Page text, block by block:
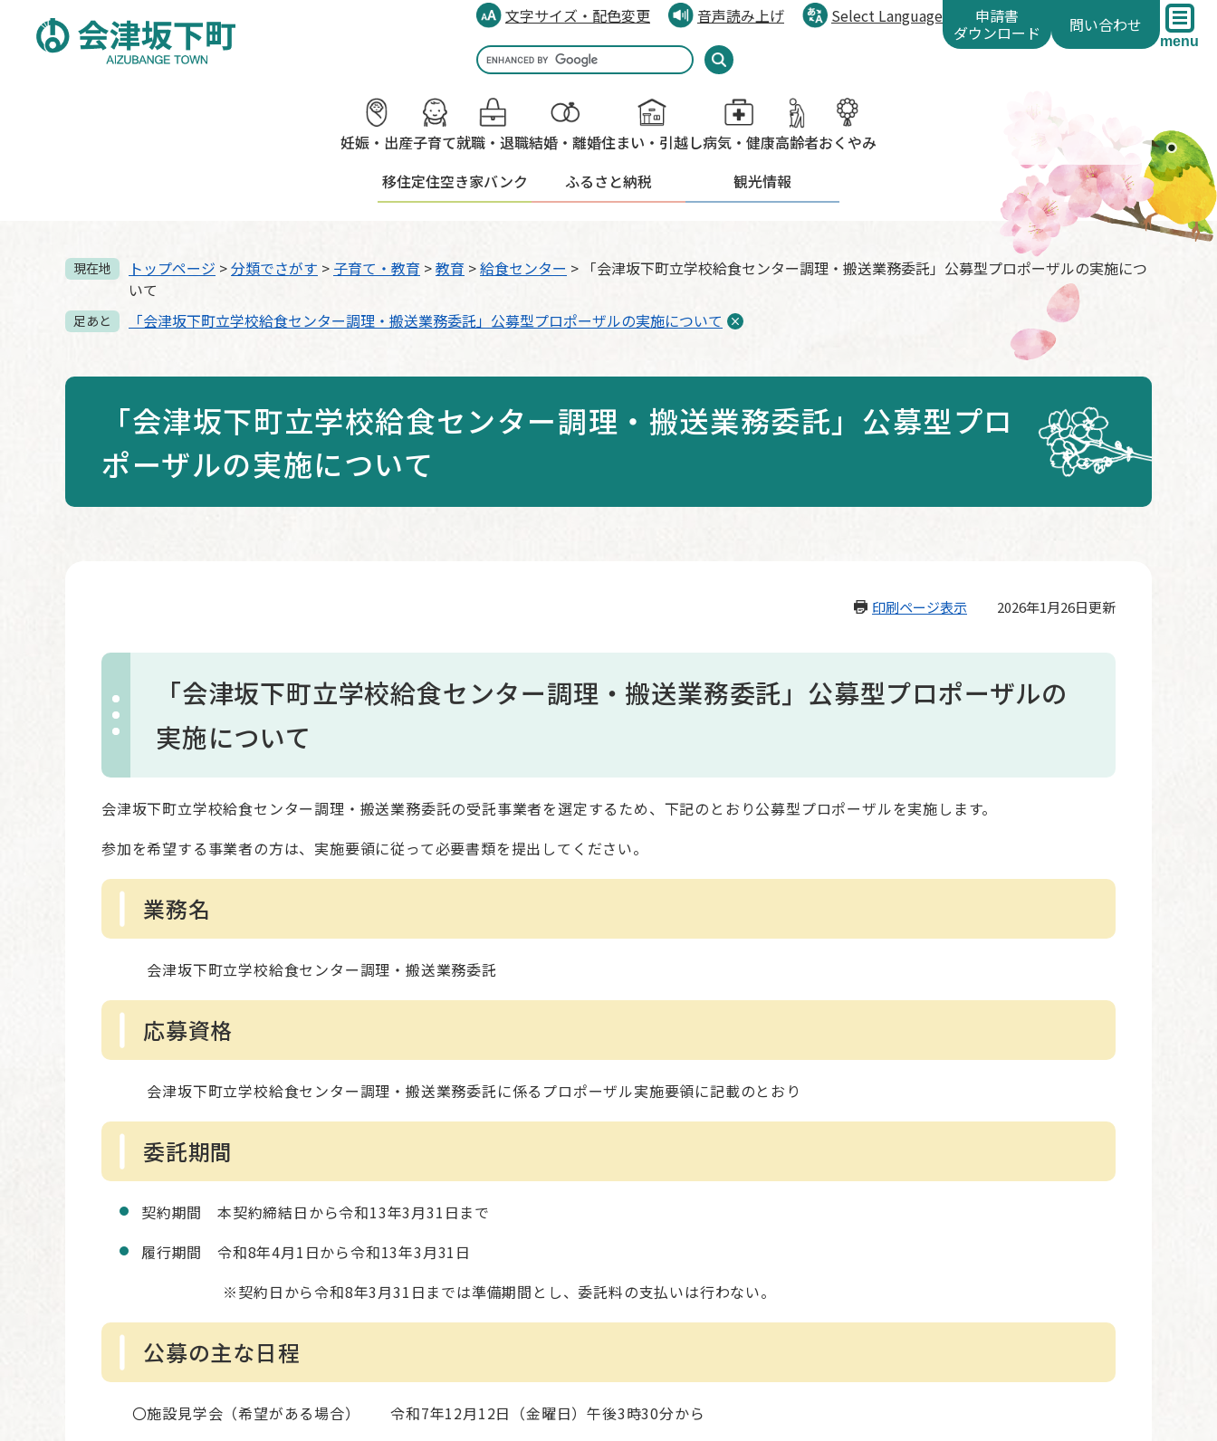
文字サイズ・配色変更 音声読み上げ
Select Language
Google
カ
ス
タ
ム
索
申請書
ダウンロード 問い合わせ
menu
妊娠・出産子育て就職・退職結婚・離婚住まい・引越し病気・健康高齢者おくやみ
移住定住空き家バンク ふるさと納税 観光情報
現在地 トップページ >分類でさがす > 子育て・教育 >教育 >給食センター > 「会津坂下町立学校給食センター調理・搬送業務委託」公募型プロポーザルの実施につ
いて
足あと 「会津坂下町立学校給食センター調理・搬送業務委託」公募型プロポーザルの実施について
「会津坂下町立学校給食センター調理・搬送業務委託」公募型プロ
ポーザルの実施について
印刷ページ表示 2026年1月26日更新
「会津坂下町立学校給食センター調理・搬送業務委託」公募型プロポーザルの
実施について
会津坂下町立学校給食センター調理・搬送業務委託の受託事業者を選定するため、下記のとおり公募型プロポーザルを実施します。
参加を希望する事業者の方は、実施要領に従って必要書類を提出してください。
業務名
会津坂下町立学校給食センター調理・搬送業務委託
応募資格
会津坂下町立学校給食センター調理・搬送業務委託に係るプロポーザル実施要領に記載のとおり
委託期間
契約期間 本契約締結日から令和13年3月31日まで
履行期間 令和8年4月1日から令和13年3月31日
※契約日から令和8年3月31日までは準備期間とし、委託料の支払いは行わない。
公募の主な日程
〇施設見学会（希望がある場合） 令和7年12月12日（金曜日）午後3時30分から